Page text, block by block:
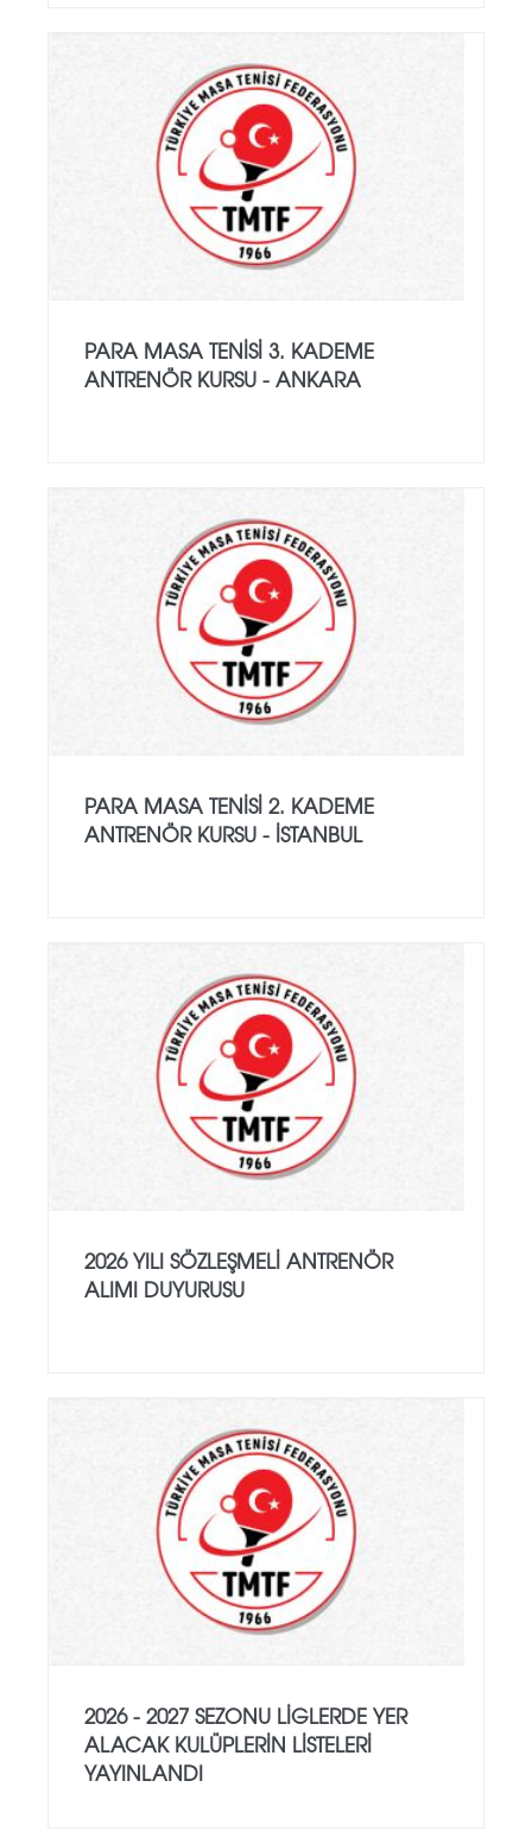
PARA MASA TENISI 3. KADEME
ANTRENÖR KURSU - ANKARA
PARA MASA TENISI 2. KADEME
ANTRENÖR KURSU - İSTANBUL
2026 YILI SÖZLEŞMELI ANTRENÖR
ALIMI DUYURUSU
2026 - 2027 SEZONU LIGLERDE YER
ALACAK KULÜPLERIN LISTELERI
YAYINLANDI